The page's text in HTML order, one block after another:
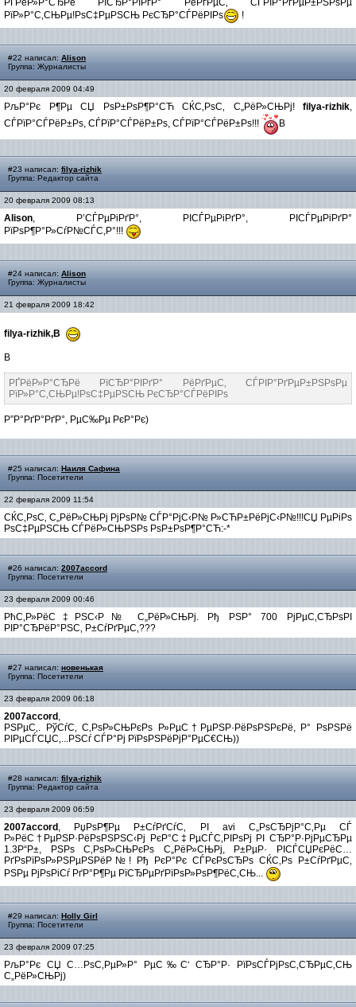
РҐРёР»Р°СЂРё РїСЂР°РІРґР° РёРґРµС‚ СЃРІР°РґРµР±РЅРѕРµ
РїР»Р°С‚СЊРµ!РѕС‡РµРЅСЊ РєСЂР°СЃРёРІРѕ
!
#22 написал: Alison
Группа: Журналисты
20 февраля 2009 04:49
РљР°Рє Р¶Рµ СЏ РѕР±РѕР¶Р°СЋ СЌС‚РѕС‚ С„РёР»СЊРј! filya-rizhik,
СЃРїР°СЃРёР±Рѕ, СЃРїР°СЃРёР±Рѕ, СЃРїР°СЃРёР±Рѕ!!!
В
#23 написал: filya-rizhik
Группа: Редактор сайта
20 февраля 2009 08:13
Alison, Р’СЃРµРіРґР°, РІСЃРµРіРґР°, РІСЃРµРіРґР°
РїРѕР¶Р°Р»СѓР№СЃС‚Р°!!!
#24 написал: Alison
Группа: Журналисты
21 февраля 2009 18:42
filya-rizhik,В
В
РҐРёР»Р°СЂРё РїСЂР°РІРґР° РёРґРµС‚ СЃРІР°РґРµР±РЅРѕРµ
РїР»Р°С‚СЊРµ!РѕС‡РµРЅСЊ РєСЂР°СЃРёРІРѕ
Р”Р°РґР°РґР°, РµС‰Рµ РєР°Рє)
#25 написал: Наиля Сафина
Группа: Посетители
22 февраля 2009 11:54
СЌС‚РѕС‚ С„РёР»СЊРј РјРѕР№ СЃР°РјС‹Р№ Р»СЋР±РёРјС‹Р№!!!СЏ РµРіРѕ
РѕС‡РµРЅСЊ СЃРёР»СЊРЅРѕ РѕР±РѕР¶Р°СЋ:-*
#26 написал: 2007accord
Группа: Посетители
23 февраля 2009 00:46
РћС‚Р»РёС‡РЅС‹Р№ С„РёР»СЊРј. Рђ РЅР° 700 РјРµС‚СЂРѕРІ
РІР°СЂРёР°РЅС‚ Р±СѓРґРµС‚???
#27 написал: новенькая
Группа: Посетители
23 февраля 2009 06:18
2007accord ,
РЅРµС‚. РўСѓС‚ С‚РѕР»СЊРєРѕ Р»РµС†РµРЅР·РёРѕРЅРєРё, Р° РѕРЅРё
РІРµСЃСЏС‚...РЅСѓ СЃР°Рј РїРѕРЅРёРјР°РµС€СЊ))
#28 написал: filya-rizhik
Группа: Редактор сайта
23 февраля 2009 06:59
2007accord , РџРѕР¶Рµ Р±СѓРґСѓС‚ РІ avi С„РѕСЂРјР°С‚Рµ СЃ
Р»РёС†РµРЅР·РёРѕРЅРЅС‹Рј РєР°С‡РµСЃС‚РІРѕРј РІ СЂР°Р·РјРµСЂРµ
1.3Р“Р±, РЅРѕ С‚РѕР»СЊРєРѕ С„РёР»СЊРј, Р±РµР· РІСЃСЏРєРёС…
РґРѕРїРѕР»РЅРµРЅРёР№! Рђ РєР°Рє СЃРєРѕСЂРѕ СЌС‚Рѕ Р±СѓРґРµС‚
РЅРµ РјРѕРіСѓ РґР°Р¶Рµ РїСЂРµРґРїРѕР»РѕР¶РёС‚СЊ...
#29 написал: Holly Girl
Группа: Посетители
23 февраля 2009 07:25
РљР°Рє СЏ С…РѕС‚РµР»Р° РµС‰С‘ СЂР°Р· РїРѕСЃРјРѕС‚СЂРµС‚СЊ
С„РёР»СЊРј)